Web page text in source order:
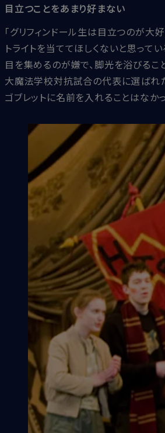
目立つことをあまり好まない
「グリフィンドール生は目立つのが大
トライトを当ててほしくないと思って
目を集めるのが嫌で、脚光を浴びるこ
大魔法学校対抗試合の代表に選ばれた
ゴブレットに名前を入れることはなか